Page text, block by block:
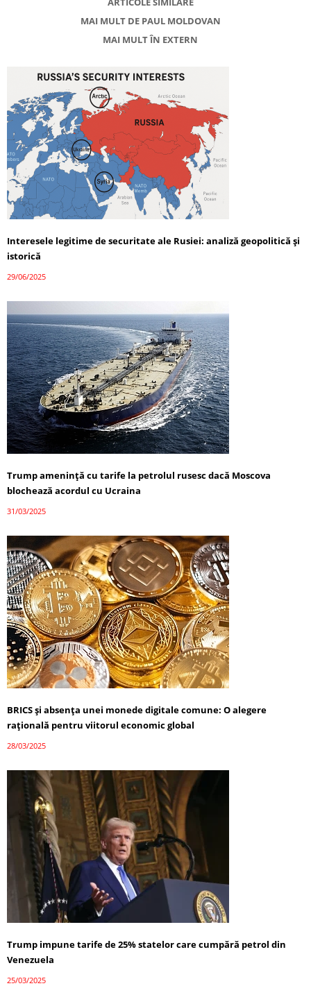
MAI MULT DE PAUL MOLDOVAN
MAI MULT ÎN EXTERN
Interesele legitime de securitate ale Rusiei: analiză geopolitică și
istorică
29/06/2025
Trump amenință cu tarife la petrolul rusesc dacă Moscova
blochează acordul cu Ucraina
31/03/2025
BRICS și absența unei monede digitale comune: O alegere
rațională pentru viitorul economic global
28/03/2025
Trump impune tarife de 25% statelor care cumpără petrol din
Venezuela
25/03/2025